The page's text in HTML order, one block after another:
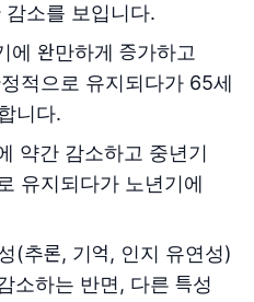
감소를 보입니다.
에 완만하게 증가하고
적으로 유지되다가 65세
니다.
약간 감소하고 중년기
유지되다가 노년기에
(추론, 기억, 인지 유연성)
소하는 반면, 다른 특성